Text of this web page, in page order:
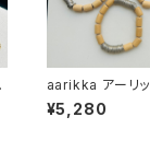
aarikka アーリ
ASHER＆
スレット
¥5,280